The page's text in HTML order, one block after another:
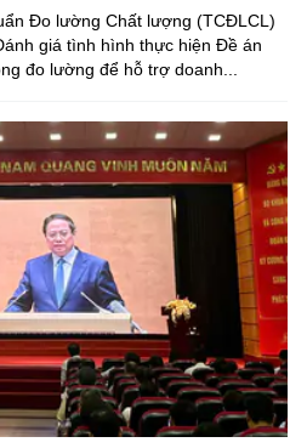
English
VÀ CÔNG NGHỆ
AND TECHNOLOGY
MST: Góp ý
và Công nghệ (MST)
Thị Hải Hằng
Khoa học và Công nghệ.
- 18 Nguyễn Du, TP. Hà Nội
Đo lường Chất lượng (TCĐLCL)
giá tình hình thực hiện Đề án
đo lường để hỗ trợ doanh...